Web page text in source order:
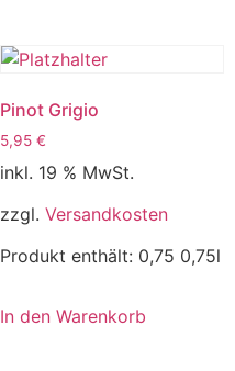
Pinot Grigio
5,95 €
inkl. 19 % MwSt.
zzgl. Versandkosten
Produkt enthält: 0,75 0,75l
In den Warenkorb